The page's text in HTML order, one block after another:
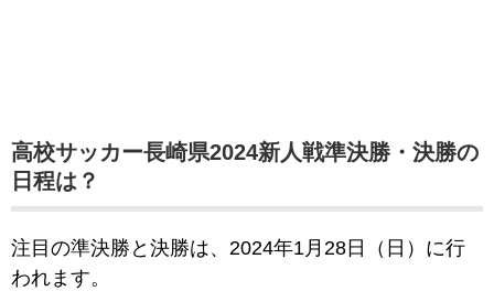
高校サッカー長崎県2024新人戦準決勝・決勝の
日程は？
注目の準決勝と決勝は、2024年1月28日（日）に行
われます。